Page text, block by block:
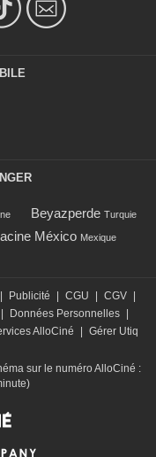
Beyazperde Turquie
México Mexique
Publicité CGU CGV
Données Personnelles
AlloCiné
Gérer Utiq
sur le numéro AlloCiné :